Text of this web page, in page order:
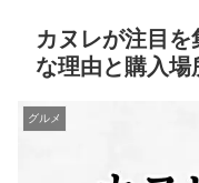
カヌレが注目
な理由と購入場
グルメ